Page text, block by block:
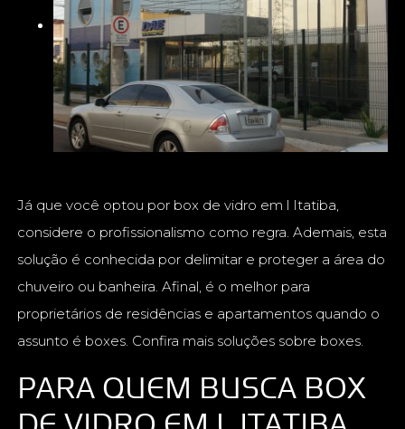
Já que você optou por box de vidro em l Itatiba,
considere o profissionalismo como regra. Ademais, esta
solução é conhecida por delimitar e proteger a área do
chuveiro ou banheira. Afinal, é o melhor para
proprietários de residências e apartamentos quando o
assunto é boxes. Confira mais soluções sobre boxes.
PARA QUEM BUSCA BOX